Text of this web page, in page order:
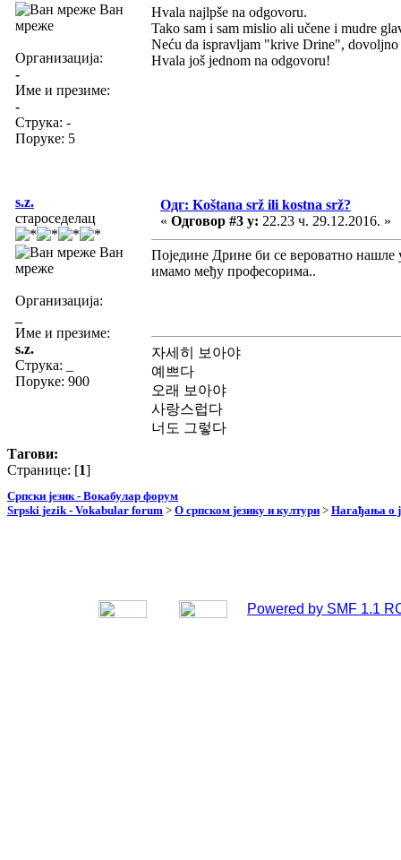
Ван
мреже
Организација:
-
Име и презиме:
-
Струка: -
Поруке: 5
Hvala najlpše na odgovoru.
Tako sam i sam mislio ali učene i mudre
Neću da ispravljam "krive Drine", dovoljno
Hvala još jednom na odgovoru!
s.z.
староседелац
Ван
мреже
Организација:
Име и презиме:
s.z.
Струка:
Поруке: 900
Одг: Koštana srž ili kostna srž?
« Одговор #3 у: 22.23 ч. 29.12.2016. »
Поједине Дрине би се вероватно нашле
имамо међу професорима..
자세히 보아야
예쁘다
오래 보아야
사랑스럽다
너도 그렇다
Тагови:
Странице: [1]
Српски језик - Вокабулар форум
Srpski jezik - Vokabular forum > О српском језику и култури > Нагађања о
Powered by SMF 1.1